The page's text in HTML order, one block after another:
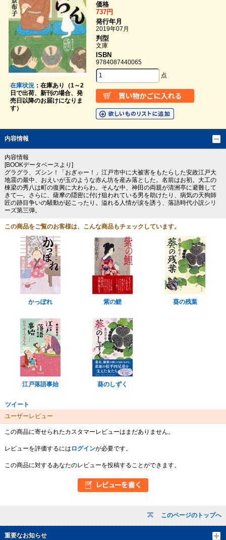
このページのトップへ
重要なお知らせ
在庫状況：在庫あり（1～2
日で出荷、新刊の場合、発
売日以降のお届けになりま
す）
価格
737円
発行年月
2019年07月
判型
文庫
ISBN
9784087440065
点
内容情報
内容情報
[BOOKデータベースより]
グラグラ、ズシン！「おぎゃー！」江戸市中に大被害をもたらした安政江戸大
地震の最中、おえいが玉のような赤ん坊を産み落とした。名前はお初。大工の
棟梁の秀八は町の復興に大わらわ。そんな中、神田の両親が清洲亭に避難して
きて―。さらに、薩摩の隠密に付け狙われている男を助けたり、病気の天狗師
匠の跡目争いの騒動が起こったり。溢れる人情が涙を誘う、落語時代小説シリ
ーズ第三弾。
この商品をご覧のお客様は、こんな商品もチェックしています。
かっぽれ 紫の鯉 葵の残葉
江戸落語事始 葵のしずく
ツイート
ユーザーレビュー
この商品に寄せられたカスタマーレビューはまだありません。
レビューを評価するには ログインが必要です。
この商品に対するあなたのレビューを投稿することができます。